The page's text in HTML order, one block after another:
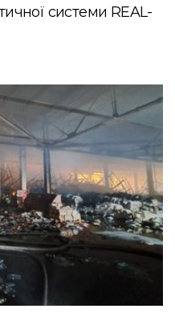
системи REAL-